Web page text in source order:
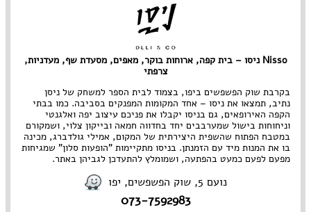
הארבעה • עזריאלי
נווה צדק • מתחם התחנה
נחלת בנימין
נמל תל אביב
מתחם שרונה
קריה
צפון תל אביב • רמת החייל
בוכרי
גריל בר
גרוזיני
הודי
הופעות
חומוס
חלבי
טאפאס בר
יהודי
יווני
ים תיכוני
יפני
ישראלי
פיוז'ן
פיצרייה
צמחוני/ טבעוני
קונדיטוריה
קייטרינג
רוסי
תאילנדי
תבשילים
Nisso ניסו – בית קפה, ארוחות בוקר, מאפים, מסעדת שף, מעדניות,
צרפתי
בקרבת שוק הפשפשים ביפו, בצמוד לבית הספר למשחק של ניסן
נתיב, תמצאו את ניסו – אחד המקומות המפנקים בסביבה. כמו בבתי
הקפה האירופאים, גם בניסו יקבלו את פניכם עיצוב יפה ואלגנטי
וניחוחות בישול שמערבבים יחד בחדווה חמאה ובייקון צלוי, ושמקורם
במטבח הפתוח שהשפית היצירתית של המקום, אמילי גולדברג, מכינה
בו את המנות מיד עם הזמנתן. בניסו מתקיימות "הופעות סלון" שמגיחות
מפעם לפעם כמעט בהפתעה, ושמומלץ להתעדכן לגביהן באתר.
נועם 5, שוק הפשפשים, יפו
073-7592983